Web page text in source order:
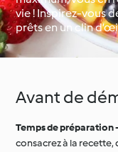
Occasions spéciales
saisons
vie ! Inspirez-vous
prêts en un clin
Avant de
Temps de préparation
consacrez à la